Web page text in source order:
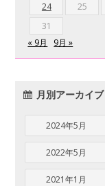
24
25
31
« 9月
9月 »
月別アーカイブ
2024年5月
2022年5月
2021年1月